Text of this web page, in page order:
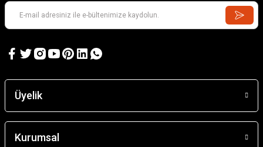
Üyelik
Kurumsal